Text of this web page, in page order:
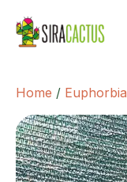
Home / Euphorbia